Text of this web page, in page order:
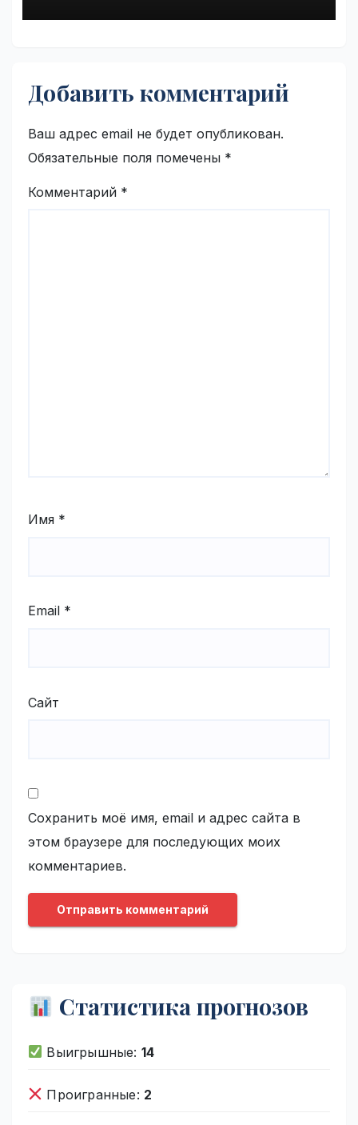
Добавить комментарий
Ваш адрес email не будет опубликован.
Обязательные поля помечены *
Комментарий *
Имя *
Email *
Сайт
Сохранить моё имя, email и адрес сайта в
этом браузере для последующих моих
комментариев.
Статистика прогнозов
Выигрышные: 14
Проигранные: 2